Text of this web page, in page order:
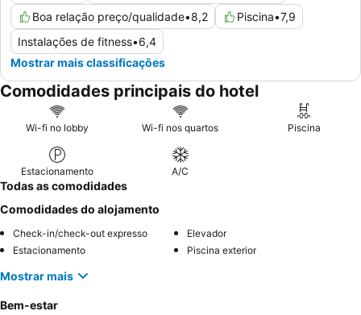
Boa relação preço/qualidade•8,2 Piscina•7,9
Instalações de fitness•6,4
Mostrar mais classificações
Comodidades principais do hotel
Wi-fi no lobby Wi-fi nos quartos Piscina
Estacionamento A/C
Todas as comodidades
Comodidades do alojamento
Check-in/check-out expresso
Elevador
Estacionamento
Piscina exterior
Mostrar mais
Bem-estar